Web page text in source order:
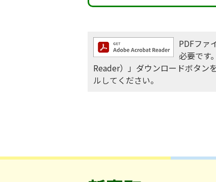
PDFファ
必要です
Reader）」ダウンロードボタン
ルしてください。